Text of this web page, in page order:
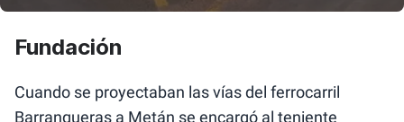
Fundación
Cuando se proyectaban las vías del ferrocarril
Barranqueras a Metán se encargó al teniente